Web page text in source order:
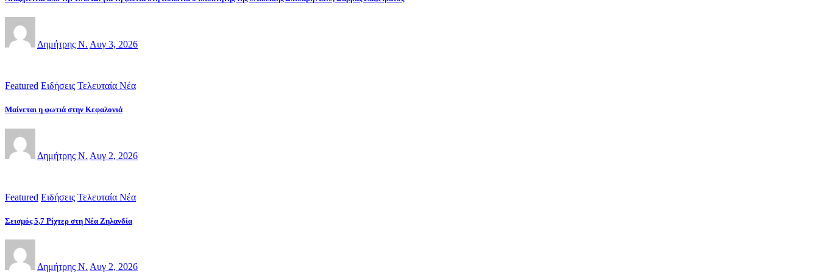
Δημήτρης Ν. Αυγ 3, 2026
Featured Ειδήσεις Τελευταία Νέα
Μαίνεται η φωτιά στην Κεφαλονιά
Δημήτρης Ν. Αυγ 2, 2026
Featured Ειδήσεις Τελευταία Νέα
Σεισμός 5,7 Ρίχτερ στη Νέα Ζηλανδία
Δημήτρης Ν. Αυγ 2, 2026